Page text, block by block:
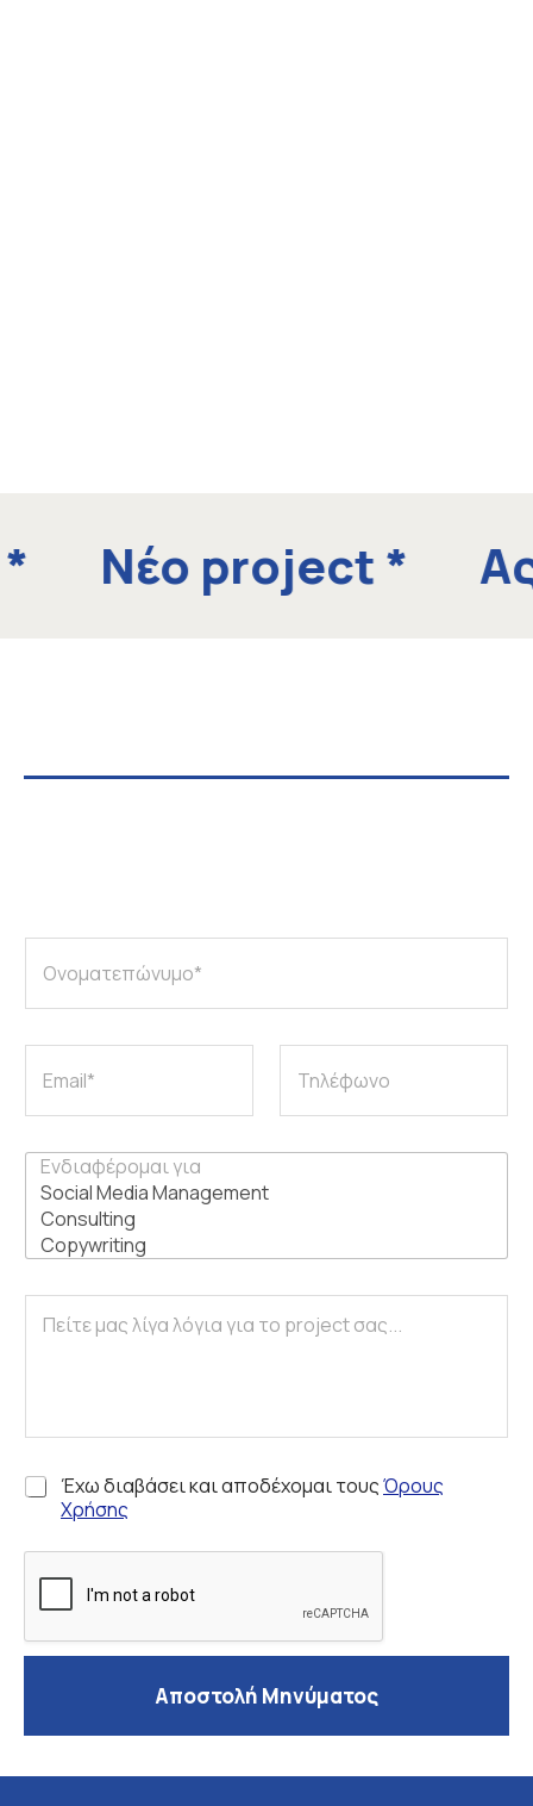
Νέο project*
G
D
R
Έχω διαβάσει και αποδέχομαι τουςΌρους
Χρήσης
Αποστολή Μηνύματος